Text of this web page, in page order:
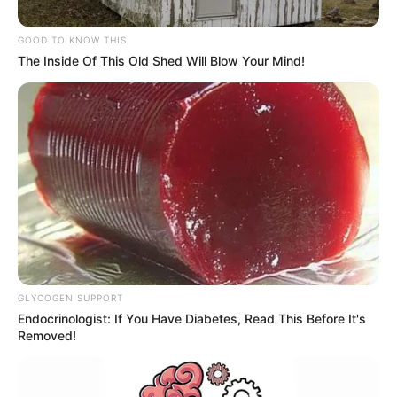
6:00 p.m. a 12:00 de la noche
Cortesía, EPM
Alumbrados de Medellín tejidos por artesanos de EPM
Por:Martín Manuel Díaz Rubio
GOOD TO KNOW THIS
The Inside Of This Old Shed Will Blow Your Mind!
GLYCOGEN SUPPORT
Endocrinologist: If You Have Diabetes, Read This Before It's
Removed!